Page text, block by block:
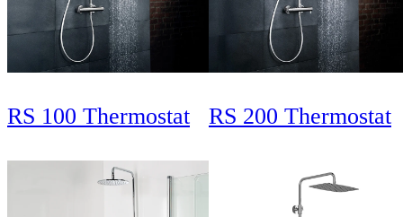
RS 100 Thermostat RS 200 Thermostat